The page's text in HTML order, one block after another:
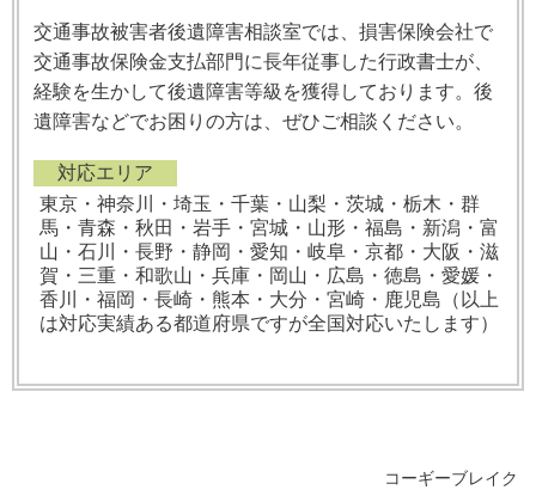
交通事故被害者後遺障害相談室では、損害保険会社で
交通事故保険金支払部門に長年従事した行政書士が、
経験を生かして後遺障害等級を獲得しております。後
遺障害などでお困りの方は、ぜひご相談ください。
対応エリア
東京・神奈川・埼玉・千葉・山梨・茨城・栃木・群
馬・青森・秋田・岩手・宮城・山形・福島・新潟・富
山・石川・長野・静岡・愛知・岐阜・京都・大阪・滋
賀・三重・和歌山・兵庫・岡山・広島・徳島・愛媛・
香川・福岡・長崎・熊本・大分・宮崎・鹿児島（以上
は対応実績ある都道府県ですが全国対応いたします）
コーギーブレイク